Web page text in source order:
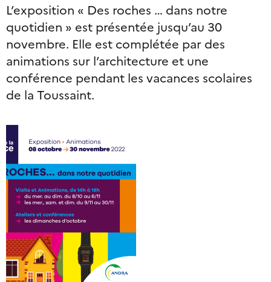
L’exposition « Des roches … dans notre
quotidien » est présentée jusqu’au 30
novembre. Elle est complétée par des
animations sur l’architecture et une
conférence pendant les vacances scolaires
de la Toussaint.